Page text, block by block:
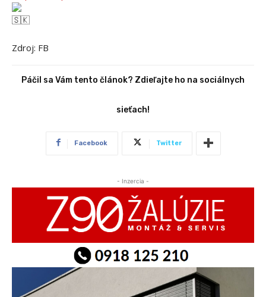
Zdroj: FB
Páčil sa Vám tento článok? Zdieľajte ho na sociálnych
sieťach!
Facebook Twitter
- Inzercia -